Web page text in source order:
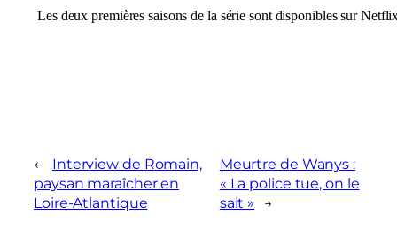
Les deux premières saisons de la série sont disponibles sur
←
Interview de Romain,
paysan maraîcher en
Loire-Atlantique
Meurtre de Wanys :
« La police tue, on le
sait »
→